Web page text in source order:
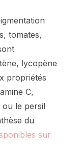
tomates,
lycopène
propriétés
C,
ou le persil
du
sur